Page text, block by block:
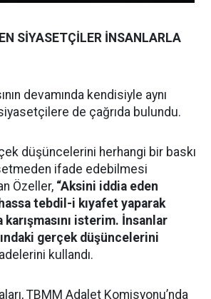
SİYASETÇİLER İNSANLARLA
devamında kendisiyle aynı
de çağrıda bulundu.
düşüncelerini herhangi bir baskı
ifade edebilmesi
Özeller, “Aksini iddia eden
tebdil-i kıyafet yaparak
karışmasını isterim. İnsanlar
gerçek düşüncelerini
kullandı.
TBMM Adalet Komisyonu’nda